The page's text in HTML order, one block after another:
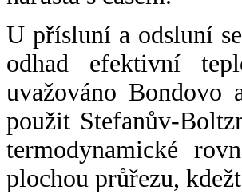
U přísluní a odsluní
odhad efektivní
uvažováno Bondovo
použit Stefanův-
termodynamické
plochou průřezu,